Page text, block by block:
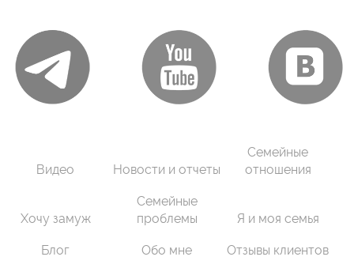
Видео Новости и отчеты
Семейные
отношения
Хочу замуж
Семейные
проблемы
Я и моя семья
Блог Обо мне Отзывы клиентов